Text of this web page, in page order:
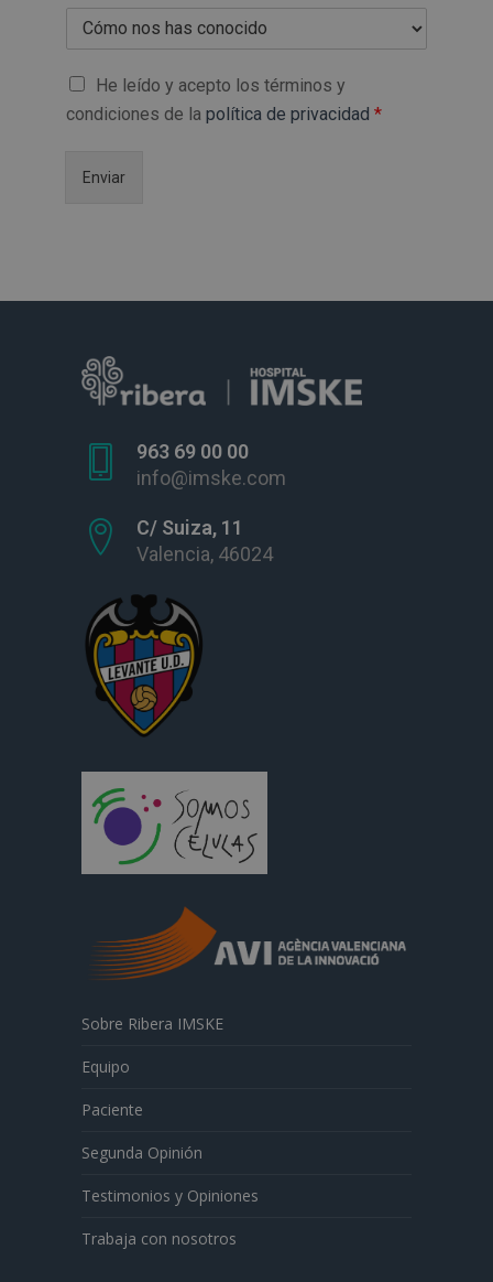
He leído y acepto los términos y
condiciones de la política de privacidad *
Enviar
963 69 00 00
info@imske.com
C/ Suiza, 11
Valencia, 46024
Sobre Ribera IMSKE
Equipo
Paciente
Segunda Opinión
Testimonios y Opiniones
Trabaja con nosotros